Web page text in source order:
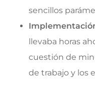
sencillos
llevaba horas
cuestión de
de trabajo y los